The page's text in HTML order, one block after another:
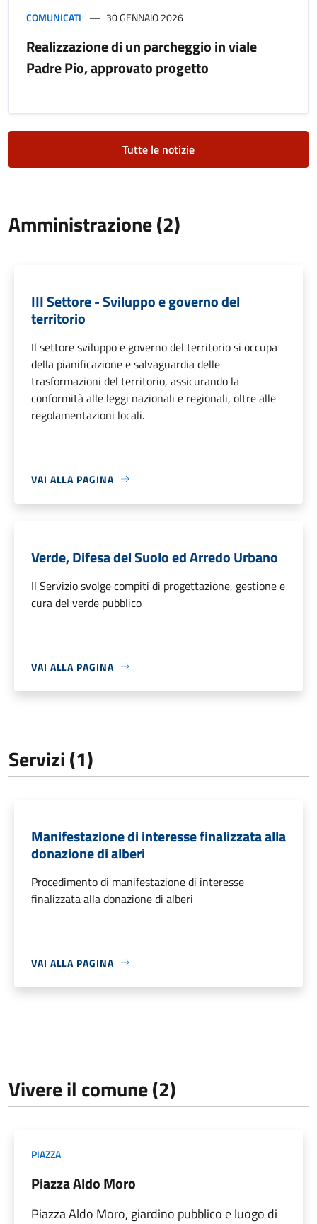
COMUNICATI 30 GENNAIO 2026
Realizzazione di un parcheggio in viale
Padre Pio, approvato progetto
Tutte le notizie
Amministrazione (2)
III Settore - Sviluppo e governo del
territorio
Il settore sviluppo e governo del territorio si occupa
della pianificazione e salvaguardia delle
trasformazioni del territorio, assicurando la
conformità alle leggi nazionali e regionali, oltre alle
regolamentazioni locali.
VAI ALLA PAGINA
Verde, Difesa del Suolo ed Arredo Urbano
Il Servizio svolge compiti di progettazione, gestione e
cura del verde pubblico
VAI ALLA PAGINA
Servizi (1)
Manifestazione di interesse finalizzata alla
donazione di alberi
Procedimento di manifestazione di interesse
finalizzata alla donazione di alberi
VAI ALLA PAGINA
Vivere il comune (2)
PIAZZA
Piazza Aldo Moro
Piazza Aldo Moro, giardino pubblico e luogo di